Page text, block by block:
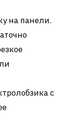
на панели.
с